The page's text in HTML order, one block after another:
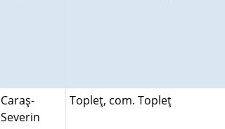
Caraş-
Severin
Topleţ, com. Topleţ